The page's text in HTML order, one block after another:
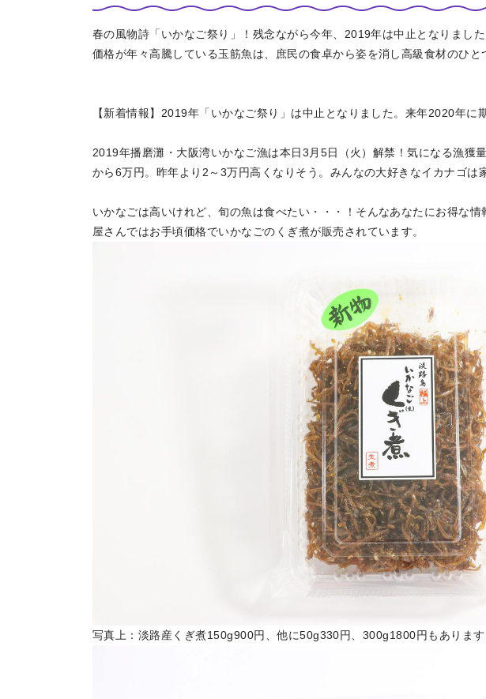
春の風物詩「いかなご祭り」！残念ながら今年、2019年は中止となりました
価格が年々高騰している玉筋魚は、庶民の食卓から姿を消し高級食材のひと
【新着情報】2019年「いかなご祭り」は中止となりました。来年2020年に
2019年播磨灘・大阪湾いかなご漁は本日3月5日（火）解禁！気になる漁獲
から6万円。昨年より2～3万円高くなりそう。みんなの大好きなイカナゴは
いかなごは高いけれど、旬の魚は食べたい・・・！そんなあなたにお得な
屋さんではお手頃価格でいかなごのくぎ煮が販売されています。
写真上：淡路産くぎ煮150g900円、他に50g330円、300g1800円もあります